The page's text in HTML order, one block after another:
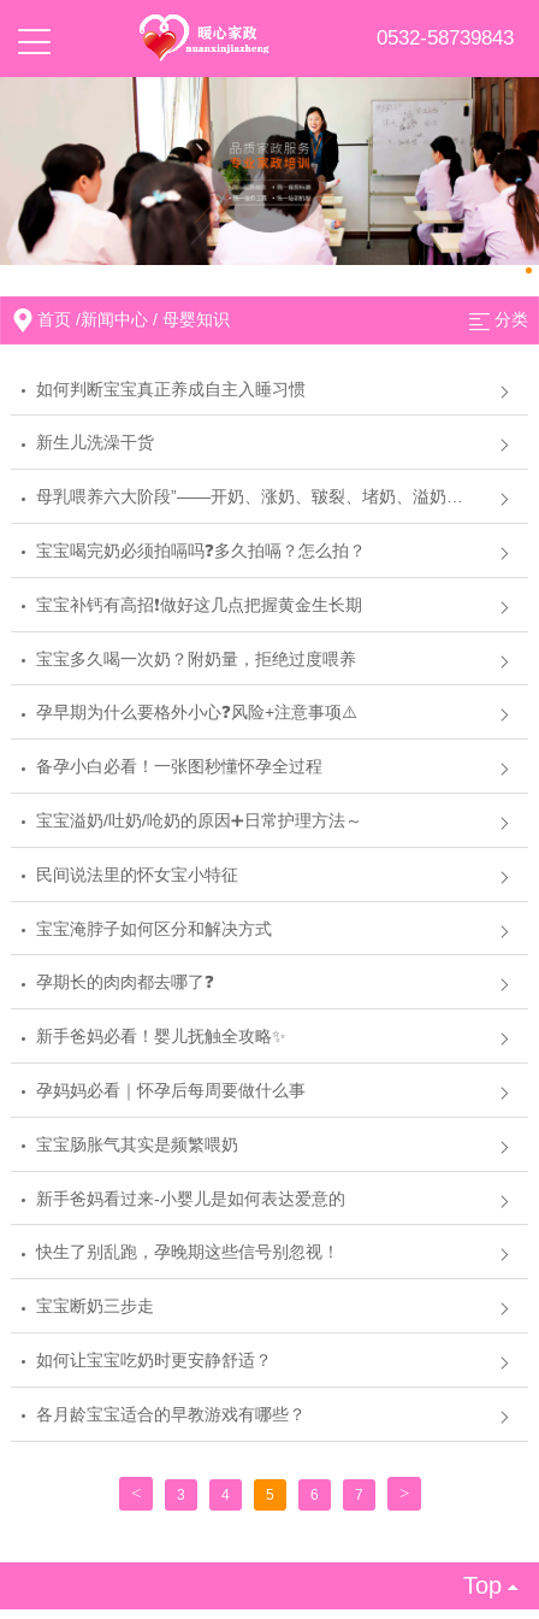
0532-58739843
首页 /新闻中心 /母婴知识 分类
如何判断宝宝真正养成自主入睡习惯
新生儿洗澡干货
母乳喂养六大阶段”——开奶、涨奶、皲裂、堵奶、溢奶、追奶
宝宝喝完奶必须拍嗝吗❓多久拍嗝？怎么拍？
宝宝补钙有高招❗️做好这几点把握黄金生长期
宝宝多久喝一次奶？附奶量，拒绝过度喂养
孕早期为什么要格外小心❓风险+注意事项⚠️
备孕小白必看！一张图秒懂怀孕全过程
宝宝溢奶/吐奶/呛奶的原因➕日常护理方法～
民间说法里的怀女宝小特征
宝宝淹脖子如何区分和解决方式
孕期长的肉肉都去哪了❓
新手爸妈必看！婴儿抚触全攻略✨
孕妈妈必看｜怀孕后每周要做什么事
宝宝肠胀气其实是频繁喂奶
新手爸妈看过来-小婴儿是如何表达爱意的
快生了别乱跑，孕晚期这些信号别忽视！
宝宝断奶三步走
如何让宝宝吃奶时更安静舒适？
各月龄宝宝适合的早教游戏有哪些？
< 3 4 5 6 7 >
Top